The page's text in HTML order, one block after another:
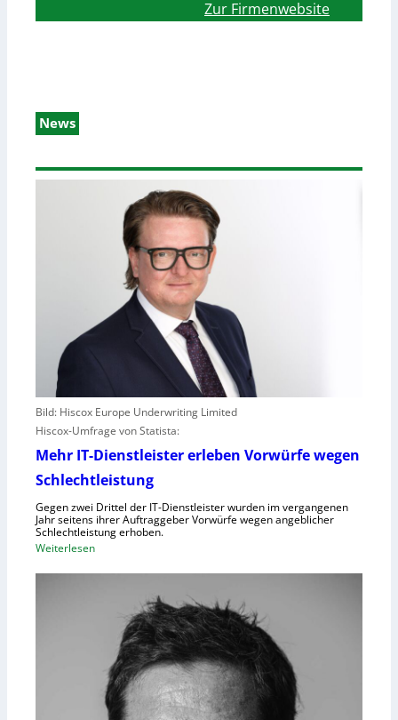
Zur Firmenwebsite
News
Bild: Hiscox Europe Underwriting Limited
Hiscox-Umfrage von Statista:
Mehr IT-Dienstleister erleben Vorwürfe wegen
Schlechtleistung
Gegen zwei Drittel der IT-Dienstleister wurden im vergangenen
Jahr seitens ihrer Auftraggeber Vorwürfe wegen angeblicher
Schlechtleistung erhoben.
Weiterlesen: